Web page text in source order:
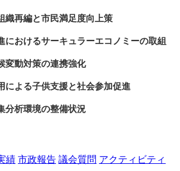
織再編と市民満足度向上策
におけるサーキュラーエコノミーの取組
変動対策の連携強化
による子供支援と社会参加促進
分析環境の整備状況
における修繕の役割分担
績 市政報告 議会質問 アクティビティ